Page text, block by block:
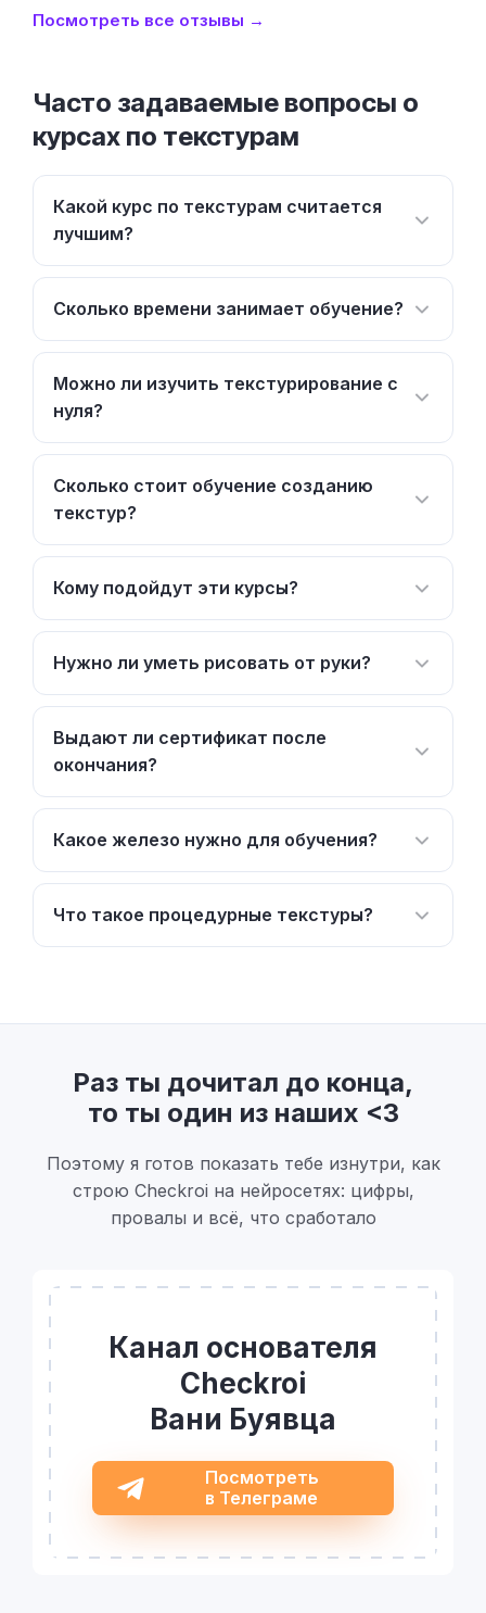
Посмотреть все отзывы →
Часто задаваемые вопросы о
курсах по текстурам
Какой курс по текстурам считается
лучшим?
Сколько времени занимает обучение?
Можно ли изучить текстурирование с
нуля?
Сколько стоит обучение созданию
текстур?
Кому подойдут эти курсы?
Нужно ли уметь рисовать от руки?
Выдают ли сертификат после
окончания?
Какое железо нужно для обучения?
Что такое процедурные текстуры?
Раз ты дочитал до конца,
то ты один из наших <3
Поэтому я готов показать тебе изнутри, как
строю Checkroi на нейросетях: цифры,
провалы и всё, что сработало
Канал основателя
Checkroi
Вани Буявца
Посмотреть
в Телеграме